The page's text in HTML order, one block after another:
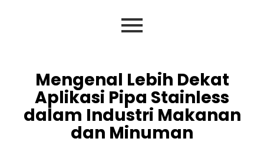
Mengenal Lebih Dekat
Aplikasi Pipa Stainless
dalam Industri Makanan
dan Minuman